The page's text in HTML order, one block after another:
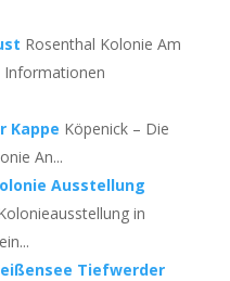
Rosenthal Kolonie Am
Informationen
Kappe Köpenick – Die
An...
Ausstellung
in
Tiefwerder